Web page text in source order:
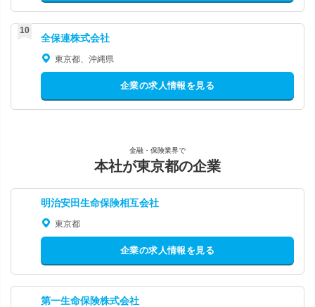
全保連株式会社
東京都、沖縄県
企業の求人情報を見る
金融・保険業界で
本社が東京都の企業
明治安田生命保険相互会社
東京都
企業の求人情報を見る
第一生命保険株式会社